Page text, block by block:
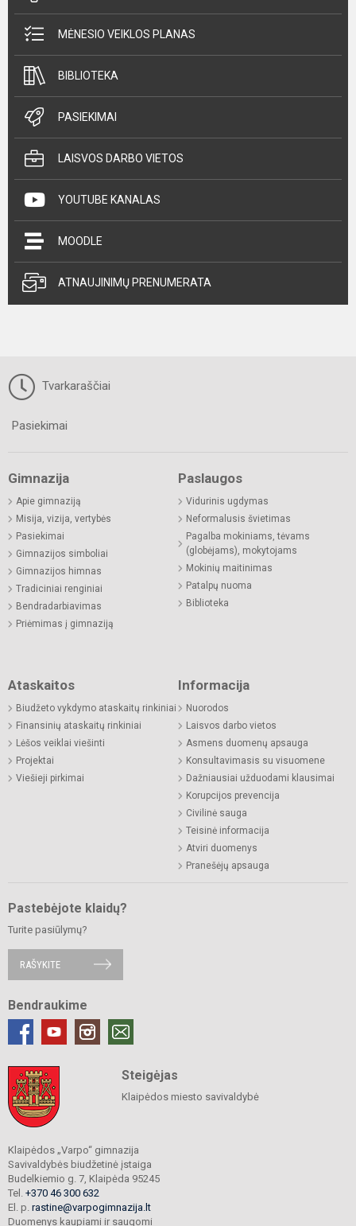
MĖNESIO VEIKLOS PLANAS
BIBLIOTEKA
PASIEKIMAI
LAISVOS DARBO VIETOS
YOUTUBE KANALAS
MOODLE
ATNAUJINIMŲ PRENUMERATA
Tvarkaraščiai
Pasiekimai
Gimnazija
Apie gimnaziją
Misija, vizija, vertybės
Pasiekimai
Gimnazijos simboliai
Gimnazijos himnas
Tradiciniai renginiai
Bendradarbiavimas
Priėmimas į gimnaziją
Paslaugos
Vidurinis ugdymas
Neformalusis švietimas
Pagalba mokiniams, tėvams
(globėjams), mokytojams
Mokinių maitinimas
Patalpų nuoma
Biblioteka
Ataskaitos
Biudžeto vykdymo ataskaitų rinkiniai
Finansinių ataskaitų rinkiniai
Lėšos veiklai viešinti
Projektai
Viešieji pirkimai
Informacija
Nuorodos
Laisvos darbo vietos
Asmens duomenų apsauga
Konsultavimasis su visuomene
Dažniausiai užduodami klausimai
Korupcijos prevencija
Civilinė sauga
Teisinė informacija
Atviri duomenys
Pranešėjų apsauga
Pastebėjote klaidų?
Turite pasiūlymų?
RAŠYKITE
Bendraukime
Steigėjas
Klaipėdos miesto savivaldybė
Klaipėdos „Varpo“ gimnazija
Savivaldybės biudžetinė įstaiga
Budelkiemio g. 7, Klaipėda 95245
Tel. +370 46 300 632
El. p. rastine@varpogimnazija.lt
Duomenys kaupiami ir saugomi